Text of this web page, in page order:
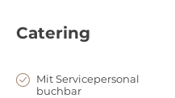
Catering
Mit Servicepersonal
buchbar